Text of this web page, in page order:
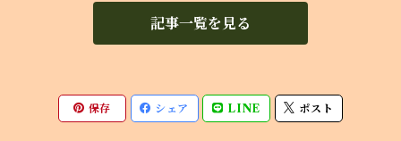
記事一覧を見る
保存 シェア LINE ポスト